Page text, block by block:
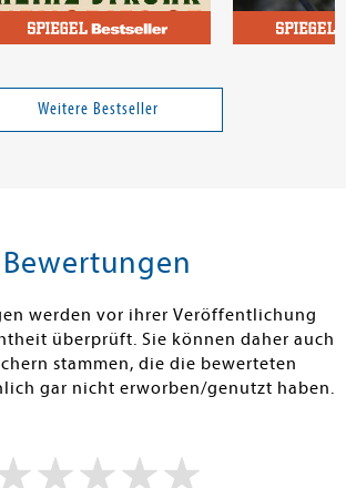
Memories of Heidelberg
Warenkorb
Weitere Bestseller
Bewertungen
werden vor ihrer Veröffentlichung
überprüft. Sie können daher auch
stammen, die die bewerteten
gar nicht erworben/genutzt haben.